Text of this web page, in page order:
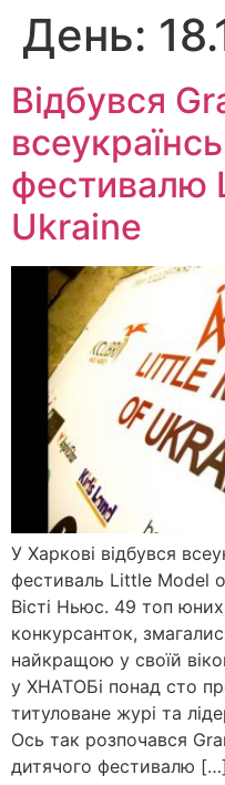
Перейти
День:
Відбувся
фестивалю
Ukraine
У Харкові відбувся
фестиваль Little Model
Вісті Ньюс. 49 топ
конкурсанток,
найкращою у своїй
у ХНАТОБі понад сто
титуловане журі та
Ось так розпочався
дитячого фестивалю […]